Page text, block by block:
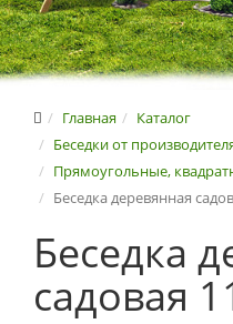
Главная
Каталог
Беседки от
Прямоугольные,
Беседка деревянная
Беседка
садовая